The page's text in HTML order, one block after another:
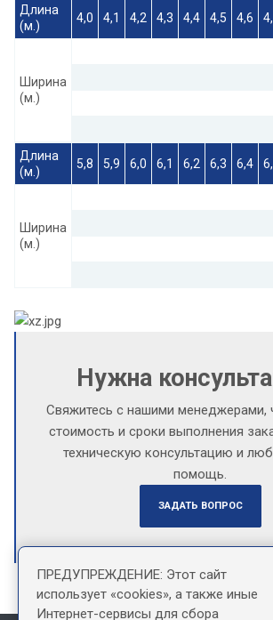
Длина
(м.)
4,0 4,1 4,2 4,3 4,4 4,5 4,6
Ширина
(м.)
Длина
(м.)
5,8 5,9 6,0 6,1 6,2 6,3 6,4
Ширина
(м.)
Нужна
Свяжитесь с нашими менеджерами,
стоимость и сроки выполнения
техническую консультацию и
помощь.
ЗАДАТЬ ВОПРОС
ПРЕДУПРЕЖДЕНИЕ: Этот сайт
использует «cookies», а также иные
Интернет-сервисы для сбора